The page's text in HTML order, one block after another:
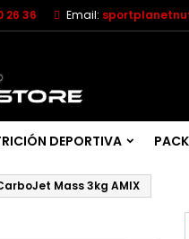
26 36 Email:
DEPORTIVA
Mass 3kg AMIX